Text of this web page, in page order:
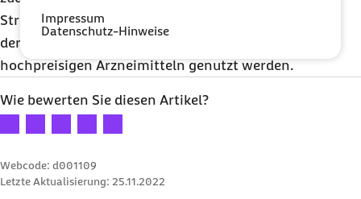
Impressum
Datenschutz-Hinweise
Strukturreformen etwa im stationären Bereich, bei
der sektorenübergreifenden Versorgung oder bei
hochpreisigen Arzneimitteln genutzt werden.
Wie bewerten Sie diesen Artikel?
Ihre Bewertung: 1 Stern
Ihre Bewertung: 2 Sterne
Ihre Bewertung: 3 Sterne
Ihre Bewertung: 4 Sterne
Ihre Bewertung: 5 Sterne
Webcode: d001109
Letzte Aktualisierung: 25.11.2022